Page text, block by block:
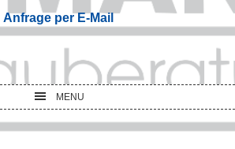
Anfrage per E-Mail
MENU